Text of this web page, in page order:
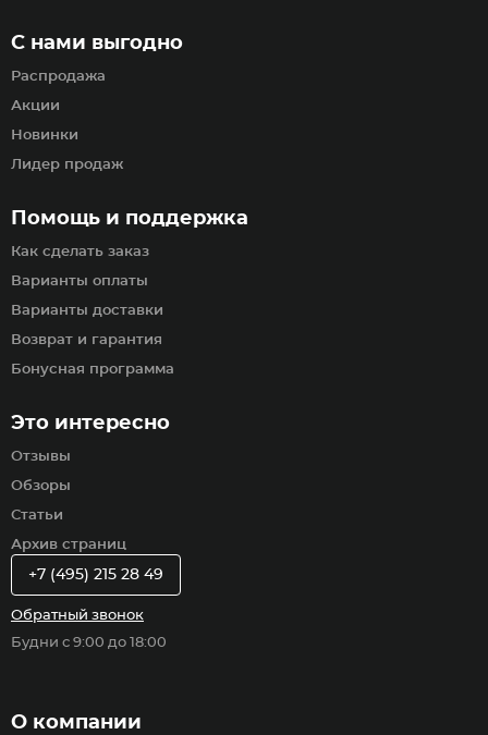
Помощь и поддержка
Как сделать заказ
Варианты оплаты
Варианты доставки
Возврат и гарантия
Бонусная программа
С нами выгодно
Распродажа
Акции
Новинки
Лидер продаж
Это интересно
Отзывы
Обзоры
Статьи
Архив страниц
О компании
+7 (495) 215 28 49
Обратный звонок
Будни с 9:00 до 18:00